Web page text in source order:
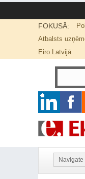
FOKUSĀ:
Atbalsts
Eiro Latvijā